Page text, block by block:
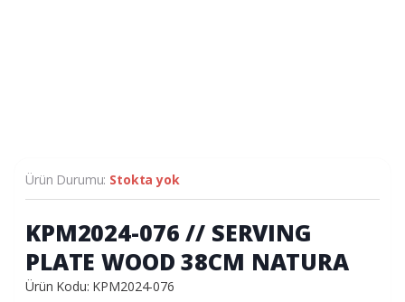
Ürün Durumu: Stokta yok
KPM2024-076 // SERVING
PLATE WOOD 38CM NATURA
Ürün Kodu: KPM2024-076